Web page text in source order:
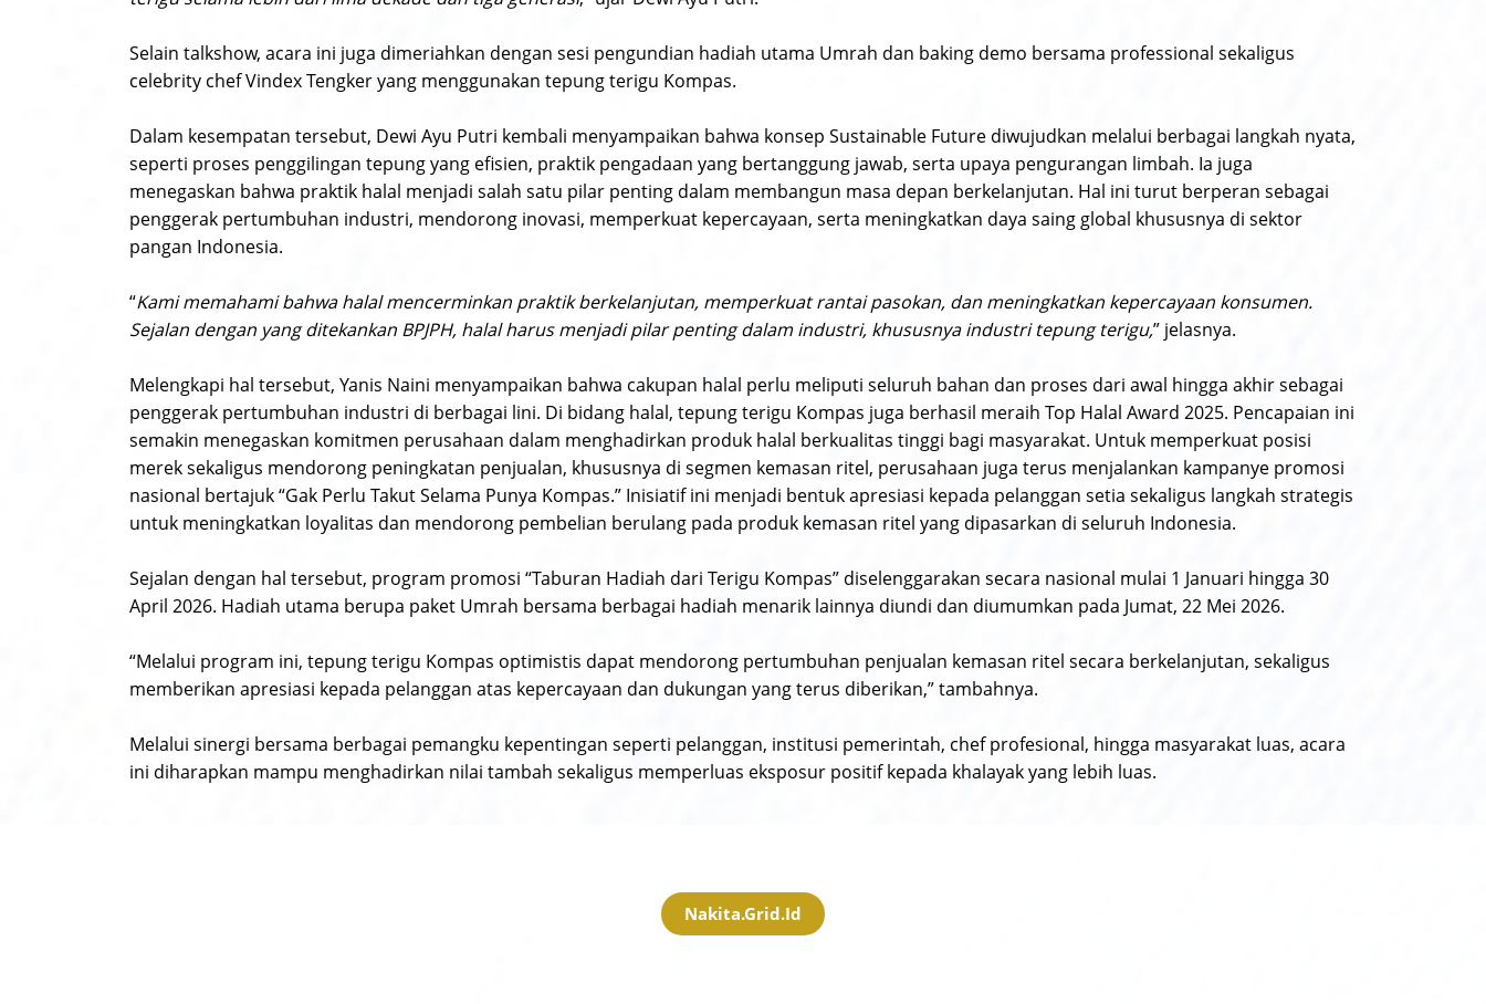
Selain talkshow, acara ini juga dimeriahkan dengan sesi pengundian hadiah utama Umrah dan baking demo bersama professional sekaligus
celebrity chef Vindex Tengker yang menggunakan tepung terigu Kompas.
Dalam kesempatan tersebut, Dewi Ayu Putri kembali menyampaikan bahwa konsep Sustainable Future diwujudkan melalui berbagai langkah nyata,
seperti proses penggilingan tepung yang efisien, praktik pengadaan yang bertanggung jawab, serta upaya pengurangan limbah. Ia juga
menegaskan bahwa praktik halal menjadi salah satu pilar penting dalam membangun masa depan berkelanjutan. Hal ini turut berperan sebagai
penggerak pertumbuhan industri, mendorong inovasi, memperkuat kepercayaan, serta meningkatkan daya saing global khususnya di sektor
pangan Indonesia.
“Kami memahami bahwa halal mencerminkan praktik berkelanjutan, memperkuat rantai pasokan, dan meningkatkan kepercayaan konsumen.
Sejalan dengan yang ditekankan BPJPH, halal harus menjadi pilar penting dalam industri, khususnya industri tepung terigu,” jelasnya.
Melengkapi hal tersebut, Yanis Naini menyampaikan bahwa cakupan halal perlu meliputi seluruh bahan dan proses dari awal hingga akhir sebagai
penggerak pertumbuhan industri di berbagai lini. Di bidang halal, tepung terigu Kompas juga berhasil meraih Top Halal Award 2025. Pencapaian ini
semakin menegaskan komitmen perusahaan dalam menghadirkan produk halal berkualitas tinggi bagi masyarakat. Untuk memperkuat posisi
merek sekaligus mendorong peningkatan penjualan, khususnya di segmen kemasan ritel, perusahaan juga terus menjalankan kampanye promosi
nasional bertajuk “Gak Perlu Takut Selama Punya Kompas.” Inisiatif ini menjadi bentuk apresiasi kepada pelanggan setia sekaligus langkah strategis
untuk meningkatkan loyalitas dan mendorong pembelian berulang pada produk kemasan ritel yang dipasarkan di seluruh Indonesia.
Sejalan dengan hal tersebut, program promosi “Taburan Hadiah dari Terigu Kompas” diselenggarakan secara nasional mulai 1 Januari hingga 30
April 2026. Hadiah utama berupa paket Umrah bersama berbagai hadiah menarik lainnya diundi dan diumumkan pada Jumat, 22 Mei 2026.
“Melalui program ini, tepung terigu Kompas optimistis dapat mendorong pertumbuhan penjualan kemasan ritel secara berkelanjutan, sekaligus
memberikan apresiasi kepada pelanggan atas kepercayaan dan dukungan yang terus diberikan,” tambahnya.
Melalui sinergi bersama berbagai pemangku kepentingan seperti pelanggan, institusi pemerintah, chef profesional, hingga masyarakat luas, acara
ini diharapkan mampu menghadirkan nilai tambah sekaligus memperluas eksposur positif kepada khalayak yang lebih luas.
Nakita.grid.id